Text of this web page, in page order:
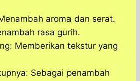
aroma dan serat.
rasa gurih.
Memberikan tekstur yang
Sebagai penambah